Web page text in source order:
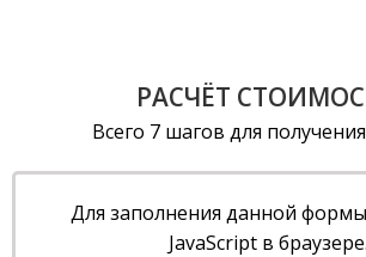
РАСЧЁТ
Всего 7 шагов для
Для заполнения данной
JavaScript в браузере.